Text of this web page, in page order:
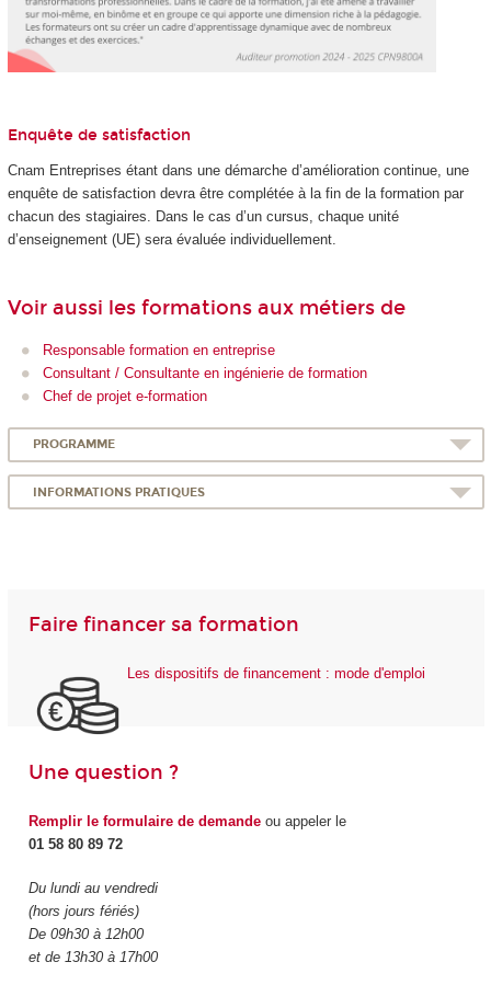
Enquête de satisfaction
Cnam Entreprises étant dans une démarche d’amélioration continue, une
enquête de satisfaction devra être complétée à la fin de la formation par
chacun des stagiaires. Dans le cas d’un cursus, chaque unité
d’enseignement (UE) sera évaluée individuellement.
Voir aussi les formations aux métiers de
Responsable formation en entreprise
Consultant / Consultante en ingénierie de formation
Chef de projet e-formation
PROGRAMME
INFORMATIONS PRATIQUES
Faire financer sa formation
Les dispositifs de financement : mode d'emploi
Une question ?
Remplir le formulaire de demandeou appeler le
01 58 80 89 72
Du lundi au vendredi
(hors jours fériés)
De 09h30 à 12h00
et de 13h30 à 17h00